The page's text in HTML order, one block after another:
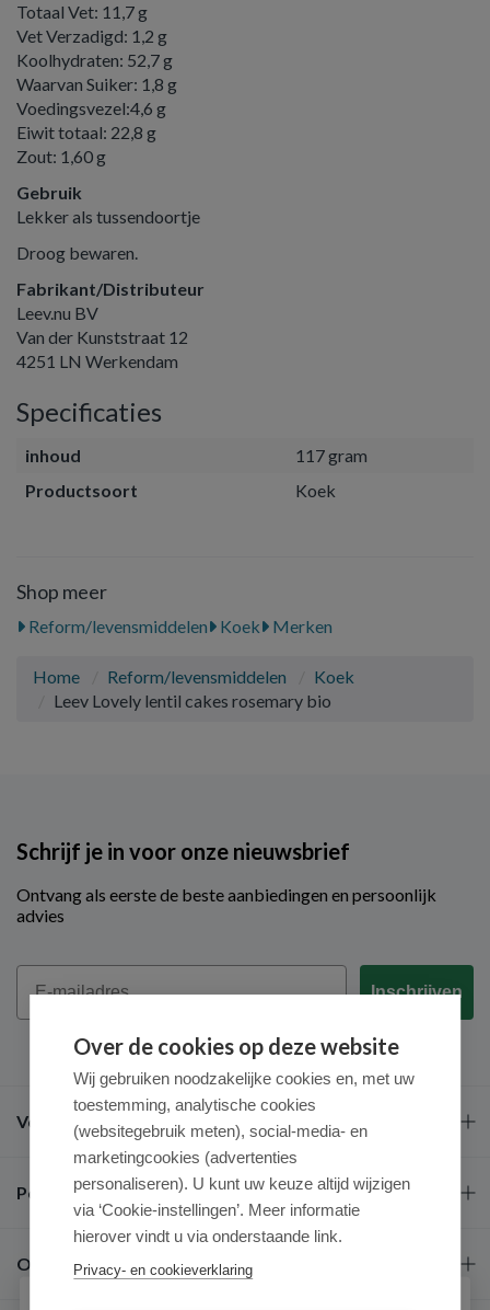
Totaal Vet: 11,7 g
Vet Verzadigd: 1,2 g
Koolhydraten: 52,7 g
Waarvan Suiker: 1,8 g
Voedingsvezel:4,6 g
Eiwit totaal: 22,8 g
Zout: 1,60 g
Gebruik
Lekker als tussendoortje
Droog bewaren.
Fabrikant/Distributeur
Leev.nu BV
Van der Kunststraat 12
4251 LN Werkendam
Specificaties
inhoud
117 gram
Productsoort
Koek
Shop meer
Reform/levensmiddelen Koek Merken
Home Reform/levensmiddelen
Koek
Leev Lovely lentil cakes rosemary bio
Schrijf je in voor onze nieuwsbrief
Ontvang als eerste de beste aanbiedingen en persoonlijk
advies
Email
Inschrijven
Veel gestelde vragen
Populaire merken
Over ons
Over de cookies op deze website
Wij gebruiken noodzakelijke cookies en, met uw
toestemming, analytische cookies
(websitegebruik meten), social-media- en
marketingcookies (advertenties
personaliseren). U kunt uw keuze altijd wijzigen
via ‘Cookie-instellingen’. Meer informatie
hierover vindt u via onderstaande link.
Privacy- en cookieverklaring